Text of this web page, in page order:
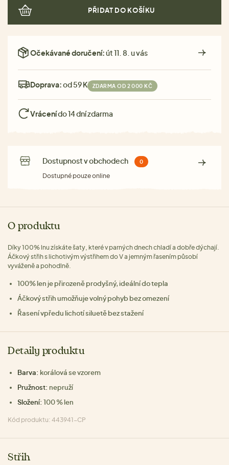
PŘIDAT DO KOŠÍKU
Očekávané doručení:út 11. 8. u vás
Doprava:od 59 Kč ZDARMA OD 2 000 KČ
Vrácenído 14 dní zdarma
Dostupnost v obchodech 0
Dostupné pouze online
O produktu
Díky 100% lnu získáte šaty, které v parných dnech chladí a dobře dýchají.
Áčkový střih s lichotivým výstřihem do V a jemným řasením působí
vyváženě a pohodlně.
100% len je přirozeně prodyšný, ideální do tepla
Áčkový střih umožňuje volný pohyb bez omezení
Řasení vpředu lichotí siluetě bez stažení
Detaily produktu
Barva: korálová se vzorem
Pružnost: nepruží
Složení: 100 % len
Kód produktu: 443941-CP
Střih